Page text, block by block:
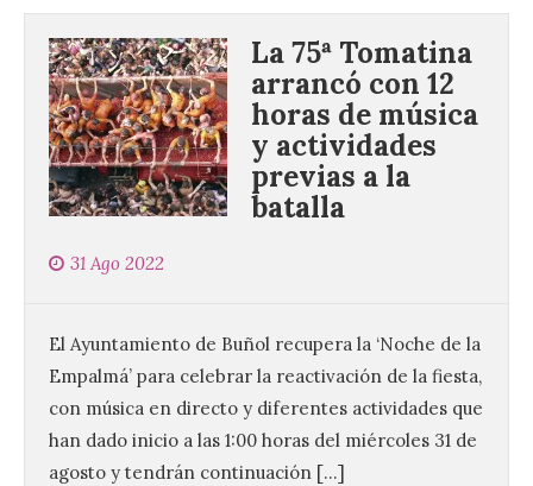
La 75ª Tomatina
arrancó con 12
horas de música
y actividades
previas a la
batalla
31 Ago 2022
El Ayuntamiento de Buñol recupera la ‘Noche de la
Empalmá’ para celebrar la reactivación de la fiesta,
con música en directo y diferentes actividades que
han dado inicio a las 1:00 horas del miércoles 31 de
agosto y tendrán continuación […]